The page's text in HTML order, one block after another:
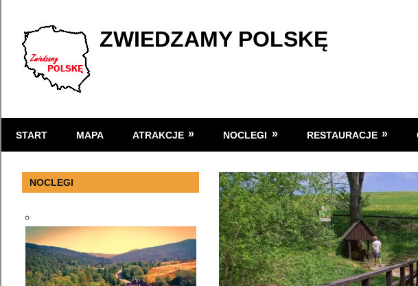
content
ZWIEDZAMY POLSKĘ
w
START MAPA ATRAKCJE NOCLEGI RESTAURACJE
NOCLEGI